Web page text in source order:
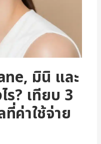
มินิ และ
ร? เทียบ 3
ค่าใช้จ่าย